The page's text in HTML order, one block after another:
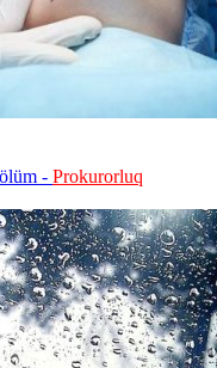
- Prokurorluq